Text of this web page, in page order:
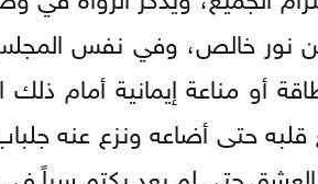
نور خالص، وفي نفس
أو مناعة إيمانية أمام ذلك
حتى أضاعه ونزع عنه جلباب
العشق حتى لم يعد يكتم سراً